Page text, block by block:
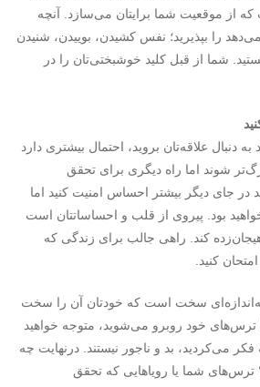
که از موقعیت شما برایتان می‌سازد. آنچه
را بپذیرید؛ نفس کشیدن، بوییدن، شنیدن
شما از قبل کلید خوشبختی‌تان را در
دنبال علاقه‌تان بروید، احتمال بیشتری دارد
شوند اما راه دیگری برای تحقق
در جای دیگر بیشتر احساس امنیت کنید اما
بود. پیروی از قلب و احساساتتان است
کند. راهی جالب برای زندگی که
کنید.
سخت است که خودتان آن را سخت
ترس‌های خود روبرو می‌شوید، متوجه خواهید
می‌کردید، بد و ناجور نیستند. درنهایت چه
شما یا رویاهایی که تحقق